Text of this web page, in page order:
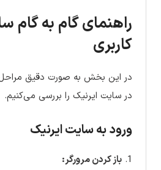
راهنمای گام به
کاربری
در این بخش به صورت دقیق
در سایت ایرنیک را بررسی می‌کنیم.
ورود به سایت ایرنیک
باز کردن مرورگر: